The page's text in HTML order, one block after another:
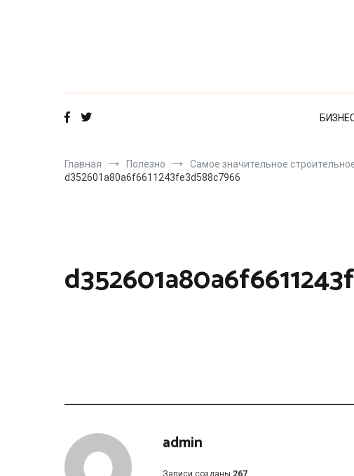
Главная Полезно
Самое значительное
d352601a80a6f6611243fe3d588c7966
admin
Записи созданы 267